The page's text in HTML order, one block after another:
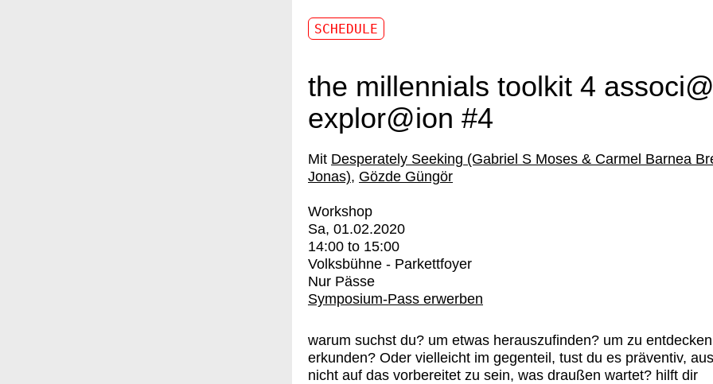
SCHEDULE
the millennials toolkit 4
explor@ion #4
Desperately Seeking (Gabriel S Moses & Carmel Barnea
Jonas) Gözde Güngör
Workshop
Sa, 01.02.2020
14:00 to 15:00
Volksbühne - Parkettfoyer
Nur Pässe
Symposium-Pass erwerben
warum suchst du? um etwas herauszufinden? um zu
erkunden? Oder vielleicht im gegenteil, tust du es präventiv,
nicht auf das vorbereitet zu sein, was draußen wartet? hilft dir